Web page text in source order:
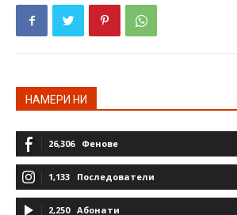
НАМЕРИ НИ
26,306 Фенове
1,133 Последователи
2,250 Абонати